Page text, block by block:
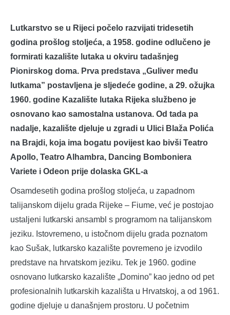
Lutkarstvo se u Rijeci počelo razvijati tridesetih
godina prošlog stoljeća, a 1958. godine odlučeno je
formirati kazalište lutaka u okviru tadašnjeg
Pionirskog doma. Prva predstava „Guliver među
lutkama” postavljena je sljedeće godine, a 29. ožujka
1960. godine Kazalište lutaka Rijeka službeno je
osnovano kao samostalna ustanova. Od tada pa
nadalje, kazalište djeluje u zgradi u Ulici Blaža Polića
na Brajdi, koja ima bogatu povijest kao bivši Teatro
Apollo, Teatro Alhambra, Dancing Bomboniera
Variete i Odeon prije dolaska GKL-a
Osamdesetih godina prošlog stoljeća, u zapadnom
talijanskom dijelu grada Rijeke – Fiume, već je postojao
ustaljeni lutkarski ansambl s programom na talijanskom
jeziku. Istovremeno, u istočnom dijelu grada poznatom
kao Sušak, lutkarsko kazalište povremeno je izvodilo
predstave na hrvatskom jeziku. Tek je 1960. godine
osnovano lutkarsko kazalište „Domino” kao jedno od pet
profesionalnih lutkarskih kazališta u Hrvatskoj, a od 1961.
godine djeluje u današnjem prostoru. U početnim